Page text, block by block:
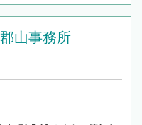
山事務所